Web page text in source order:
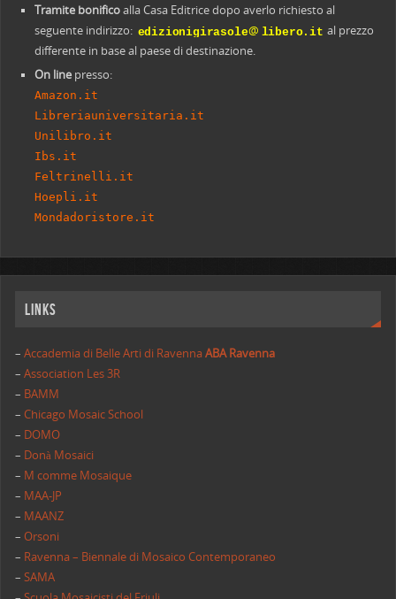
Tramite bonificoalla Casa Editrice dopo averlo richiesto al
seguente indirizzo:
@
al prezzo
differente in base al paese di destinazione.
On linepresso:
Amazon.it
Libreriauniversitaria.it
Unilibro.it
Ibs.it
Feltrinelli.it
Hoepli.it
Mondadoristore.it
Links
– Accademia di Belle Arti di RavennaABA Ravenna
–Association Les 3R
– BAMM
–Chicago Mosaic School
– DOMO
– Donà Mosaici
– M comme Mosaique
– MAA-JP
– MAANZ
–Orsoni
– Ravenna – Biennale di Mosaico Contemporaneo
–SAMA